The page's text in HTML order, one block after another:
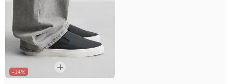
–14%